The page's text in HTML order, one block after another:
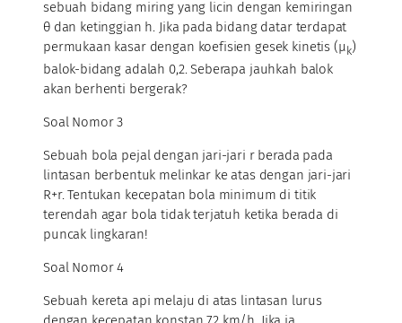
sebuah bidang miring yang licin dengan kemiringan
θ dan ketinggian h. Jika pada bidang datar terdapat
permukaan kasar dengan koefisien gesek kinetis (μk)
balok-bidang adalah 0,2. Seberapa jauhkah balok
akan berhenti bergerak?
Soal Nomor 3
Sebuah bola pejal dengan jari-jari r berada pada
lintasan berbentuk melinkar ke atas dengan jari-jari
R+r. Tentukan kecepatan bola minimum di titik
terendah agar bola tidak terjatuh ketika berada di
puncak lingkaran!
Soal Nomor 4
Sebuah kereta api melaju di atas lintasan lurus